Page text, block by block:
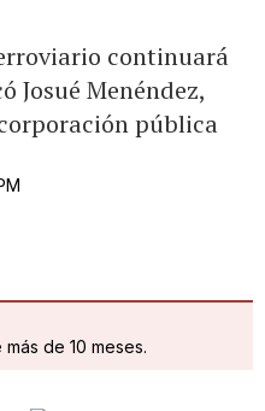
continuará
Josué Menéndez,
pública
de 10 meses.